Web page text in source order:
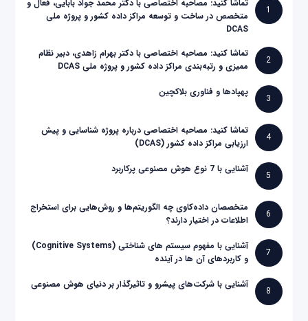
1
تماشا کنید: مصاحبه اختصاصی با دکتر محمد جواد بابایی، فعال و
متخصص در ساخت و توسعه مراکز داده کشور و پروژه ملی
DCAS
2
تماشا کنید: مصاحبه اختصاصی با دکتر بهرام زاهدی، دبیر نظام
ممیزی و رتبه‌بندی مراکز داده کشور و پروژه ملی DCAS
3
پهپادها و فناوری بلاکچین
4
تماشا کنید: مصاحبه اختصاصی درباره پروژه شناسایی و پیش
ارزیابی مراکز داده کشور (DCAS)
5
آشنایی با 7 نوع هوش مصنوعی پرکاربرد
6
متخصصان داده‌کاوی چه الگوریتم‌ها و روش‌هایی برای استخراج
اطلاعات در اختیار دارند؟
7
آشنایی با مفهوم سیستم های شناختی (Cognitive Systems)
و کاربردهای آن ها در آینده
8
آشنایی با شرکت‌های پیشرو و تاثیرگذار بر دنیای هوش مصنوعی